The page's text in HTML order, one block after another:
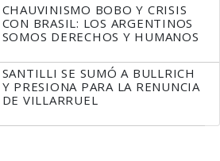
CHAUVINISMO BOBO Y CRISIS
CON BRASIL: LOS ARGENTINOS
SOMOS DERECHOS Y HUMANOS
SANTILLI SE SUMÓ A BULLRICH
Y PRESIONA PARA LA RENUNCIA
DE VILLARRUEL